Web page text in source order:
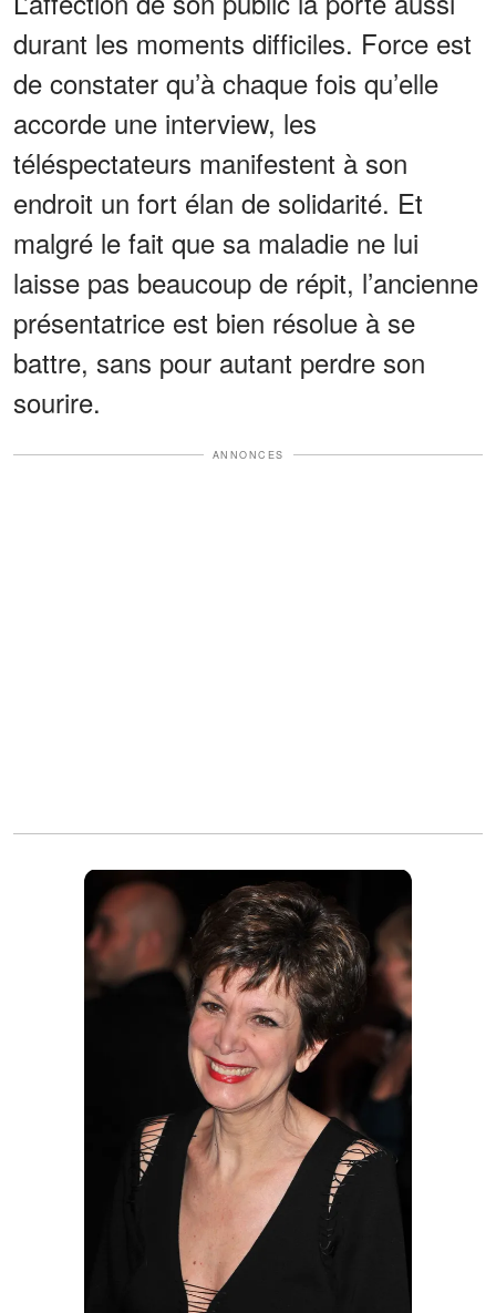
durant les moments difficiles. Force est
de constater qu’à chaque fois qu’elle
accorde une interview, les
téléspectateurs manifestent à son
endroit un fort élan de solidarité. Et
malgré le fait que sa maladie ne lui
laisse pas beaucoup de répit, l’ancienne
présentatrice est bien résolue à se
battre, sans pour autant perdre son
sourire.
ANNONCES